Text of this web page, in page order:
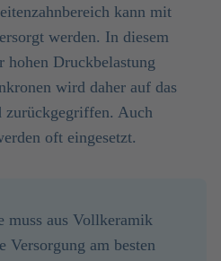
kann mit
werden. In diesem
hohen Druckbelastung
wird daher auf das
Auch
oft eingesetzt.
muss aus Vollkeramik
Versorgung am besten